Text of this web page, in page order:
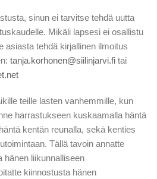
sinun ei tarvitse tehdä uutta
Mikäli lapsesi ei osallistu
asiasta tehdä kirjallinen ilmoitus
tanja.korhonen@siilinjarvi.fi tai
teille lasten vanhemmille, kun
harrastukseen kuskaamalla häntä
kentän reunalla, sekä kenties
Tällä tavoin annatte
hänen liikunnalliseen
kiinnostusta hänen